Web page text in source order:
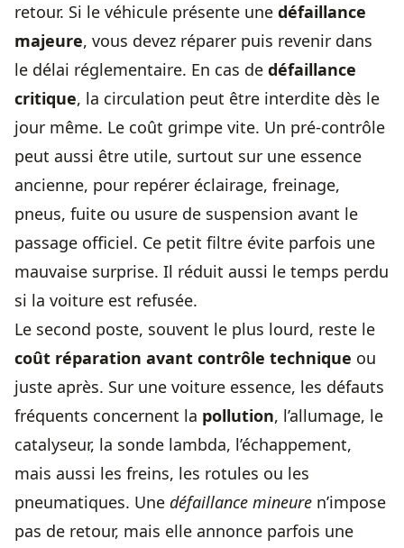
retour. Si le véhicule présente une défaillance
majeure, vous devez réparer puis revenir dans
le délai réglementaire. En cas de défaillance
critique, la circulation peut être interdite dès le
jour même. Le coût grimpe vite. Un pré-contrôle
peut aussi être utile, surtout sur une essence
ancienne, pour repérer éclairage, freinage,
pneus, fuite ou usure de suspension avant le
passage officiel. Ce petit filtre évite parfois une
mauvaise surprise. Il réduit aussi le temps perdu
si la voiture est refusée.
Le second poste, souvent le plus lourd, reste le
coût réparation avant contrôle technique ou
juste après. Sur une voiture essence, les défauts
fréquents concernent la pollution, l’allumage, le
catalyseur, la sonde lambda, l’échappement,
mais aussi les freins, les rotules ou les
pneumatiques. Une défaillance mineure n’impose
pas de retour, mais elle annonce parfois une